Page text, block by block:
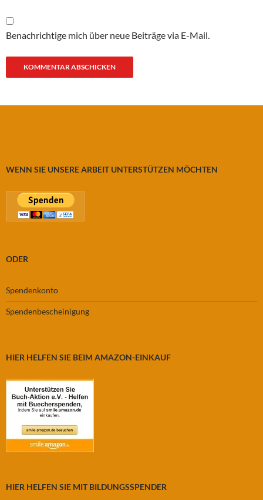
Benachrichtige mich über neue Beiträge via E-Mail.
WENN SIE UNSERE ARBEIT UNTERSTÜTZEN MÖCHTEN
ODER
Spendenkonto
Spendenbescheinigung
HIER HELFEN SIE BEIM AMAZON-EINKAUF
HIER HELFEN SIE MIT BILDUNGSSPENDER